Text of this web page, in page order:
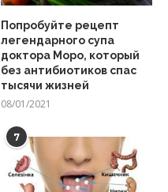
Попробуйте рецепт
легендарного супа
доктора Моро, который
без антибиотиков спас
тысячи жизней
08/01/2021
7